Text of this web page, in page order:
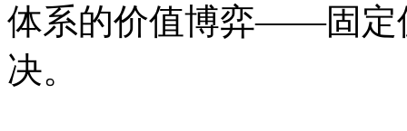
体系的价值博弈——固定
决。